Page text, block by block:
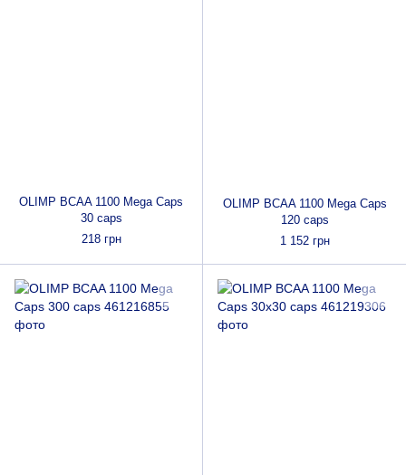
OLIMP BCAA 1100 Mega Caps
30 caps
218 грн
OLIMP BCAA 1100 Mega Caps
120 caps
1 152 грн